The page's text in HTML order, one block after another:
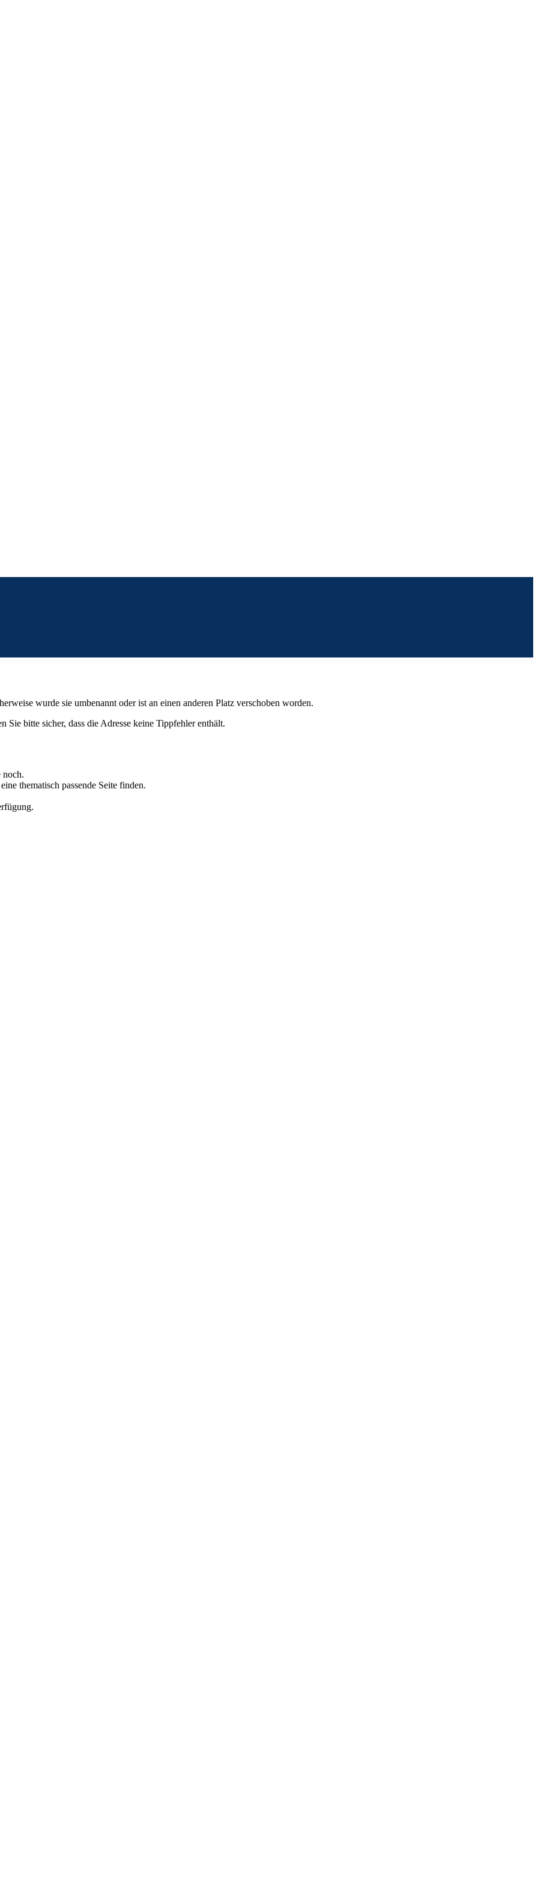
wurde sie umbenannt oder ist an einen anderen Platz verschoben worden.
Sie bitte sicher, dass die Adresse keine Tippfehler enthält.
noch.
thematisch passende Seite finden.